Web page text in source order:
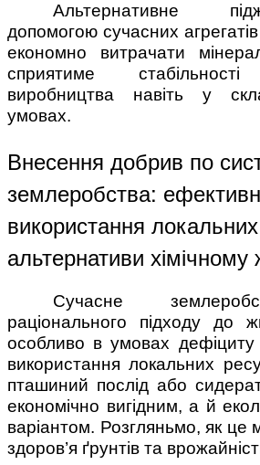
Альтернативне
допомогою сучасних
економно витрачати
сприятиме
виробництва навіть у
умовах.
Внесення добрив по
землеробства:
використання
альтернативи
Сучасне
раціонального підходу до
особливо в умовах
використання локальних
пташиний послід або
економічно вигідним, а й
варіантом. Розгляньмо, як це
здоров’я ґрунтів та